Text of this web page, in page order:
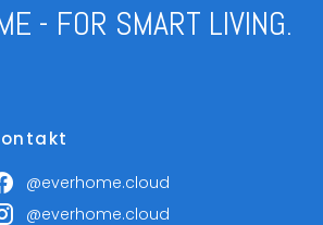
- FOR SMART LIVING.
@everhome.cloud
@everhome.cloud